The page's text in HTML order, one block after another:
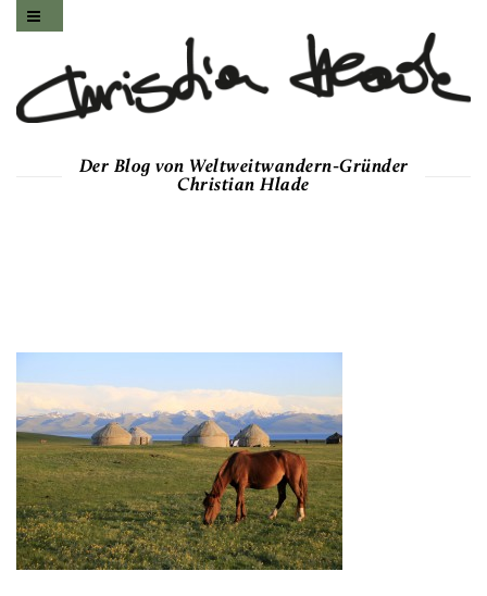
Der Blog von Weltweitwandern-Gründer
Christian Hlade